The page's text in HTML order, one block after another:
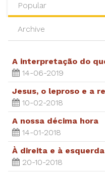
Popular
Archive
A interpretação do
14-06-2019
Jesus, o leproso e a
10-02-2018
A nossa décima hora
14-01-2018
À direita e à
20-10-2018